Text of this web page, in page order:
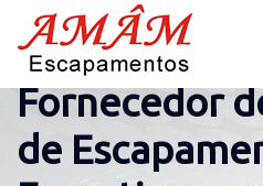
Fornecedor
de